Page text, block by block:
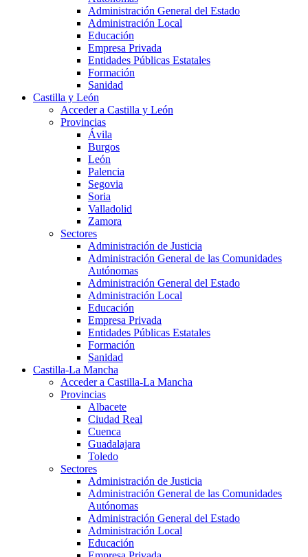
Administración General del Estado
Administración Local
Educación
Empresa Privada
Entidades Públicas Estatales
Formación
Sanidad
Castilla y León
Acceder a Castilla y León
Provincias
Ávila
Burgos
León
Palencia
Segovia
Soria
Valladolid
Zamora
Sectores
Administración de Justicia
Administración General de las Comunidades
Autónomas
Administración General del Estado
Administración Local
Educación
Empresa Privada
Entidades Públicas Estatales
Formación
Sanidad
Castilla-La Mancha
Acceder a Castilla-La Mancha
Provincias
Albacete
Ciudad Real
Cuenca
Guadalajara
Toledo
Sectores
Administración de Justicia
Administración General de las Comunidades
Autónomas
Administración General del Estado
Administración Local
Educación